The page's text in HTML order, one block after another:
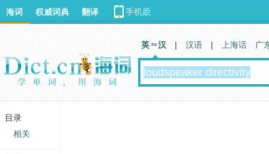
海词 权威词典 翻译
英 汉 | 汉语 | 上海话 广
目录
相关